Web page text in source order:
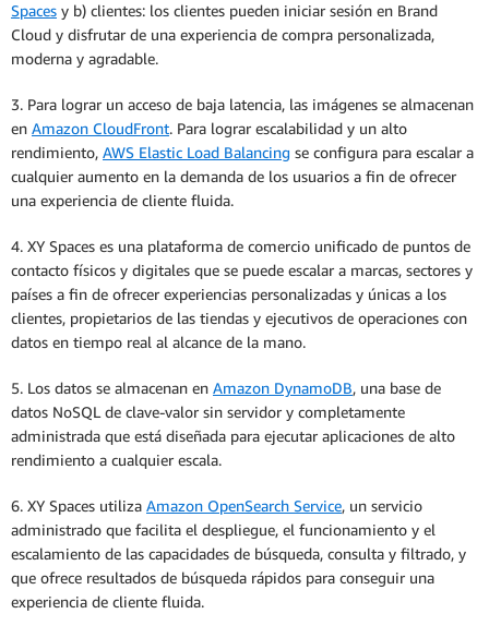
Spaces y b) clientes: los clientes pueden iniciar sesión en Brand
Cloud y disfrutar de una experiencia de compra personalizada,
moderna y agradable.
3. Para lograr un acceso de baja latencia, las imágenes se almacenan
en Amazon CloudFront. Para lograr escalabilidad y un alto
rendimiento, AWS Elastic Load Balancing se configura para escalar a
cualquier aumento en la demanda de los usuarios a fin de ofrecer
una experiencia de cliente fluida.
4. XY Spaces es una plataforma de comercio unificado de puntos de
contacto físicos y digitales que se puede escalar a marcas, sectores y
países a fin de ofrecer experiencias personalizadas y únicas a los
clientes, propietarios de las tiendas y ejecutivos de operaciones con
datos en tiempo real al alcance de la mano.
5. Los datos se almacenan en Amazon DynamoDB, una base de
datos NoSQL de clave-valor sin servidor y completamente
administrada que está diseñada para ejecutar aplicaciones de alto
rendimiento a cualquier escala.
6. XY Spaces utiliza Amazon OpenSearch Service, un servicio
administrado que facilita el despliegue, el funcionamiento y el
escalamiento de las capacidades de búsqueda, consulta y filtrado, y
que ofrece resultados de búsqueda rápidos para conseguir una
experiencia de cliente fluida.